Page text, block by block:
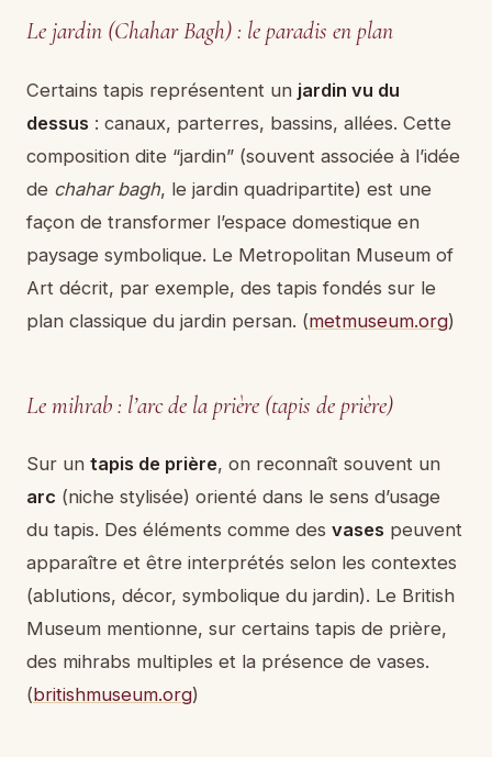
Le jardin (Chahar Bagh) : le paradis en plan
Certains tapis représentent un jardin vu du
dessus : canaux, parterres, bassins, allées. Cette
composition dite “jardin” (souvent associée à l’idée
de chahar bagh, le jardin quadripartite) est une
façon de transformer l’espace domestique en
paysage symbolique. Le Metropolitan Museum of
Art décrit, par exemple, des tapis fondés sur le
plan classique du jardin persan. (metmuseum.org)
Le mihrab : l’arc de la prière (tapis de prière)
Sur un tapis de prière, on reconnaît souvent un
arc (niche stylisée) orienté dans le sens d’usage
du tapis. Des éléments comme des vases peuvent
apparaître et être interprétés selon les contextes
(ablutions, décor, symbolique du jardin). Le British
Museum mentionne, sur certains tapis de prière,
des mihrabs multiples et la présence de vases.
(britishmuseum.org)